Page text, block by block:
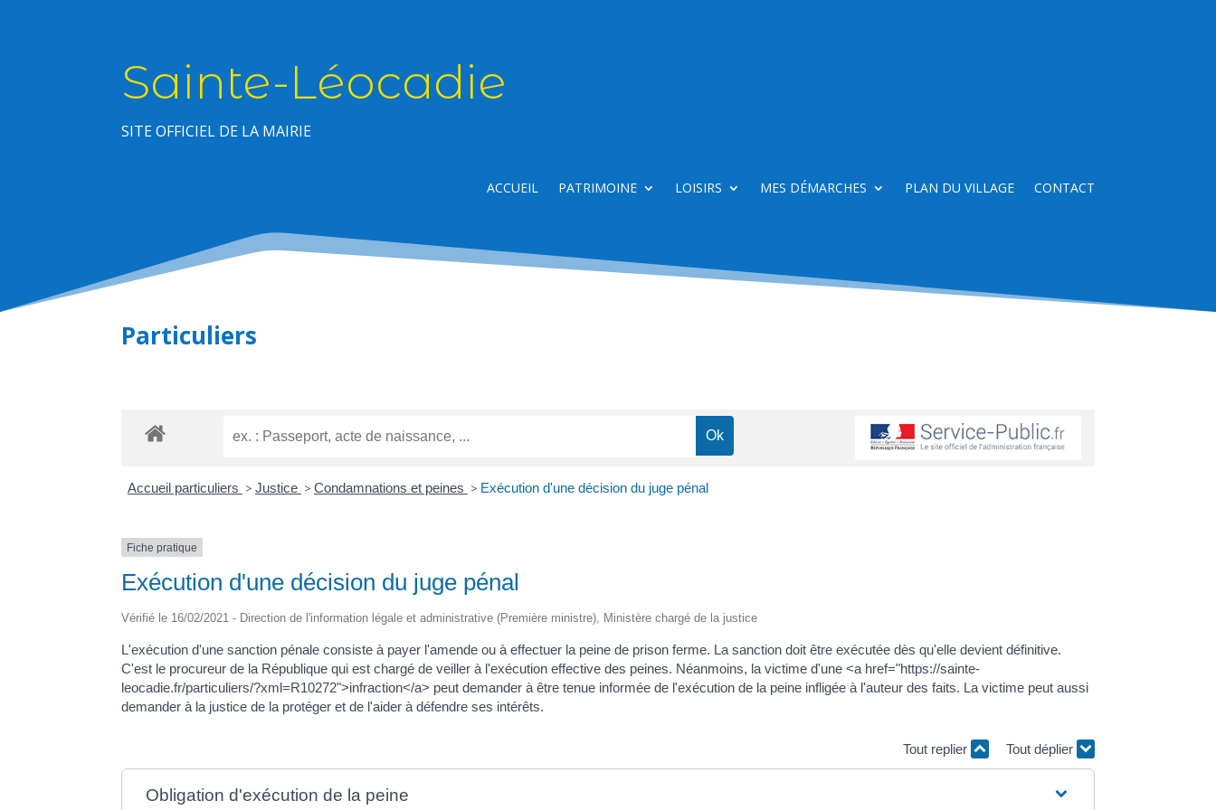
Sainte-Léocadie
SITE OFFICIEL DE LA MAIRIE
ACCUEIL PATRIMOINE LOISIRS MES DÉMARCHES PLAN DU VILLAGE CONTACT
Particuliers
Accueil particuliers > Justice > Condamnations et peines > Exécution d'une décision du juge pénal
Fiche pratique
Exécution d'une décision du juge pénal
Vérifié le 16/02/2021 - Direction de l'information légale et administrative (Première ministre), Ministère chargé de la justice
L'exécution d'une sanction pénale consiste à payer l'amende ou à effectuer la peine de prison ferme. La sanction doit être exécutée dès qu'elle devient définitive.
C'est le procureur de la République qui est chargé de veiller à l'exécution effective des peines. Néanmoins, la victime d'une <a href="https://sainte-
leocadie.fr/particuliers/?xml=R10272">infraction</a> peut demander à être tenue informée de l'exécution de la peine infligée à l'auteur des faits. La victime peut aussi
demander à la justice de la protéger et de l'aider à défendre ses intérêts.
Tout replier Tout déplier
Obligation d'exécution de la peine